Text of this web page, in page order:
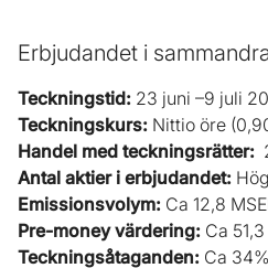
Erbjudandet i
Teckningstid: 23 juni –9 juli
Teckningskurs: Nittio öre
Handel med teckningsrätter:
Antal aktier i erbjudandet:
Emissionsvolym: Ca 12,8
Pre-money värdering: Ca
Teckningsåtaganden: Ca